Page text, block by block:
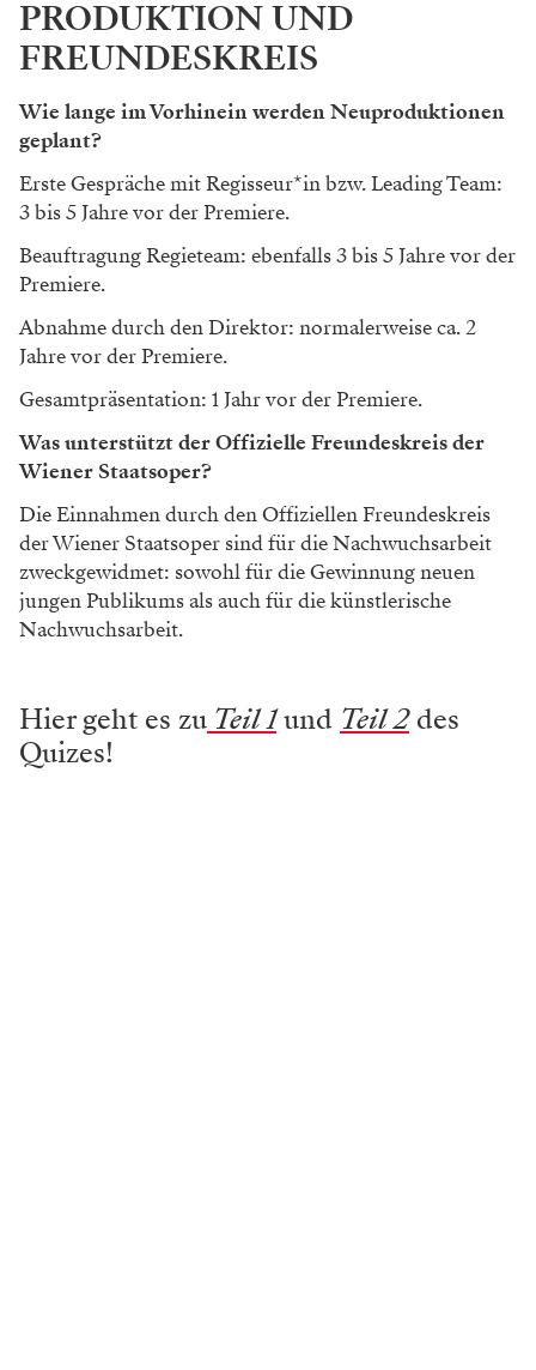
PRODUKTION UND
FREUNDESKREIS
Wie lange im Vorhinein werden Neuproduktionen
geplant?
Erste Gespräche mit Regisseur*in bzw. Leading Team:
3 bis 5 Jahre vor der Premiere.
Beauftragung Regieteam: ebenfalls 3 bis 5 Jahre vor der
Premiere.
Abnahme durch den Direktor: normalerweise ca. 2
Jahre vor der Premiere.
Gesamtpräsentation: 1 Jahr vor der Premiere.
Was unterstützt der Offizielle Freundeskreis der
Wiener Staatsoper?
Die Einnahmen durch den Offiziellen Freundeskreis
der Wiener Staatsoper sind für die Nachwuchsarbeit
zweckgewidmet: sowohl für die Gewinnung neuen
jungen Publikums als auch für die künstlerische
Nachwuchsarbeit.
Hier geht es zu Teil 1und Teil 2des
Quizes!